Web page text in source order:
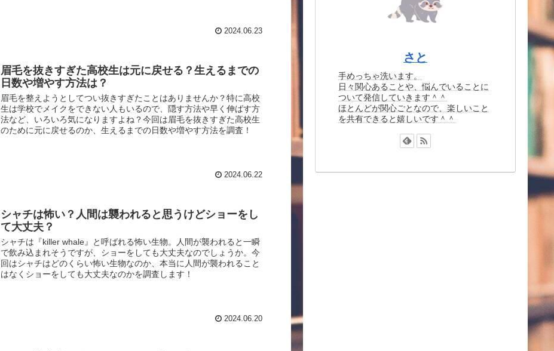
2024.06.23
眉毛を抜きすぎた高校生は元に戻せる？生えるまでの
日数や増やす方法は？
眉毛を整えようとしてつい抜きすぎたことはありませんか？特に高校
生は学校でメイクをできない人もいるので、隠す方法や早く伸ばす方
法など、いろいろ気になりますよね？今回は眉毛を抜きすぎた高校生
のために元に戻せるのか、生えるまでの日数や増やす方法を調査！
2024.06.22
シャチは怖い？人間は襲われると思うけどショーをし
て大丈夫？
シャチは『killer whale』と呼ばれる怖い生物。人間が襲われると一瞬
で飲み込まれそうですが、ショーをしても大丈夫なのでしょうか。今
回はシャチはどのくらい怖い生物なのか、本当に人間が襲われること
はなくショーをしても大丈夫なのかを調査します！
2024.06.20
さと
手めっちゃ洗います。
日々関心あることや、悩んでいることに
ついて発信していきます＾＾
ほとんどが関心ごとなので、楽しいこと
を共有できると嬉しいです＾＾